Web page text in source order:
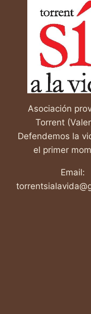
VIDA…
SINO
A
Asociación
Torrent
Defendemos la
el primer
Email: